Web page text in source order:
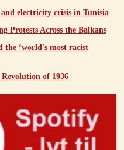
electricity crisis in Tunisia
Protests Across the Balkans
the ‘world's most racist
of 1936